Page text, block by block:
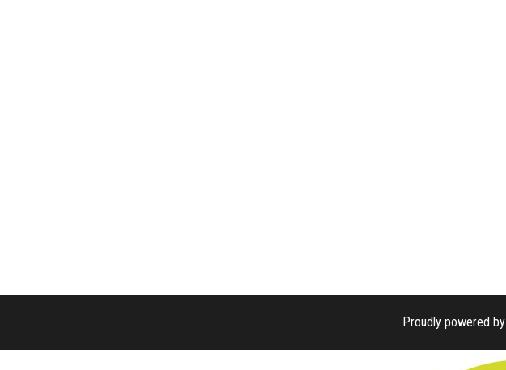
Proudly powered by